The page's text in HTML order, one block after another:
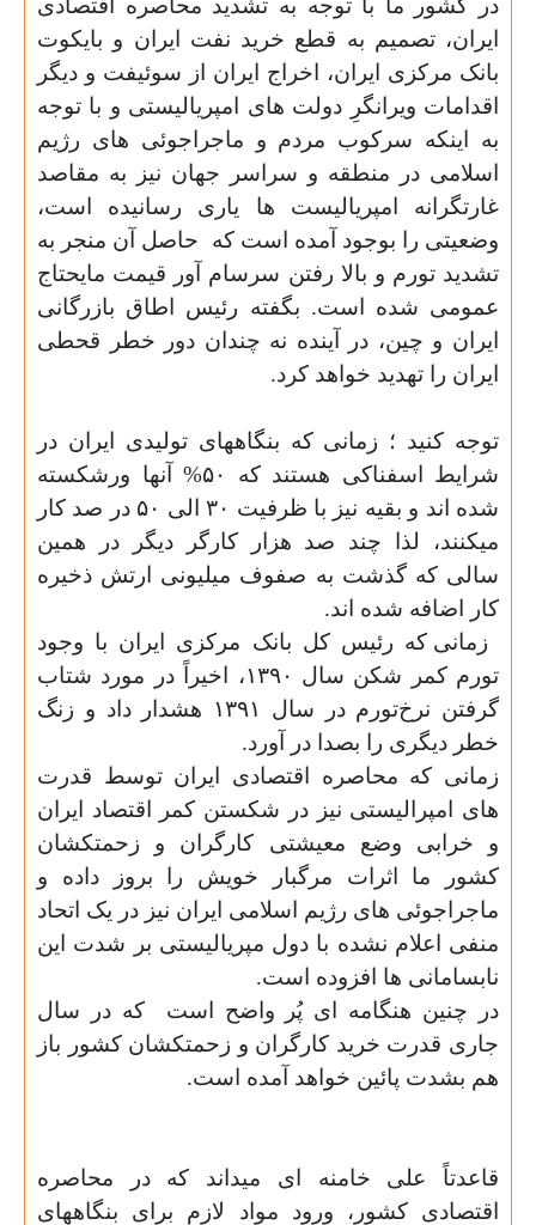
ایران، تصمیم به قطع خرید نفت ایران و بایکوت
بانک مرکزی ایران، اخراج ایران از سوئیفت و دیگر
اقدامات ویرانگرِ دولت های امپریالیستی و با توجه
به اینکه سرکوب مردم و ماجراجوئی های رژیم
اسلامی در منطقه و سراسر جهان نیز به مقاصد
غارتگرانه امپریالیست ها یاری رسانیده است،
وضعیتی را بوجود آمده است که
حاصل آن منجر به
تشدید تورم و بالا رفتن سرسام آور قیمت مایحتاج
عمومی شده است. بگفته رئیس اطاق بازرگانی
ایران و چین، در آینده نه چندان دور خطر قحطی
ایران را تهدید خواهد کرد.
توجه کنید ؛ زمانی که بنگاههای تولیدی ایران در
شرایط اسفناکی هستند که
۵۰% آنها ورشکسته
شده اند و بقیه نیز با ظرفیت ۳۰ الی ۵۰ در صد کار
میکنند، لذا چند صد هزار کارگر دیگر در همین
سالی که گذشت به صفوف میلیونی ارتش ذخیره
کار اضافه شده اند.
زمانی که رئیس کل بانک مرکزی ایران با وجود
تورم کمر شکن سال ۱۳۹۰، اخیراً در مورد شتاب
گرفتن نرخ‌تورم در سال
۱۳۹۱ هشدار داد و زنگ
خطر دیگری را بصدا در آورد.
زمانی که محاصره اقتصادی ایران توسط قدرت
های امپرالیستی نیز در شکستن کمر اقتصاد ایران
و خرابی وضع معیشتی کارگران و زحمتکشان
کشور ما اثرات مرگبار خویش را بروز داده و
ماجراجوئی های رژیم اسلامی ایران نیز در یک اتحاد
منفی اعلام نشده با دول مپریالیستی بر شدت این
نابسامانی ها افزوده است.
در چنین هنگامه ای پُر واضح است
که در سال
جاری قدرت خرید کارگران و زحمتکشان کشور باز
هم بشدت پائین خواهد آمده است.
قاعدتاً علی خامنه ای میداند که در محاصره
اقتصادی کشور، ورود مواد لازم برای بنگاههای